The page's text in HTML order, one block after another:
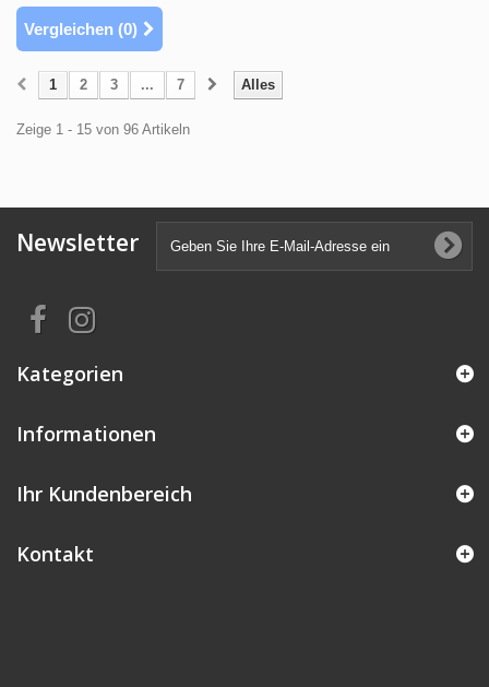
Vergleichen (0)
Alles
1 2 3 ... 7
Zeige 1 - 15 von 96 Artikeln
Newsletter
Kategorien
Informationen
Ihr Kundenbereich
Kontakt